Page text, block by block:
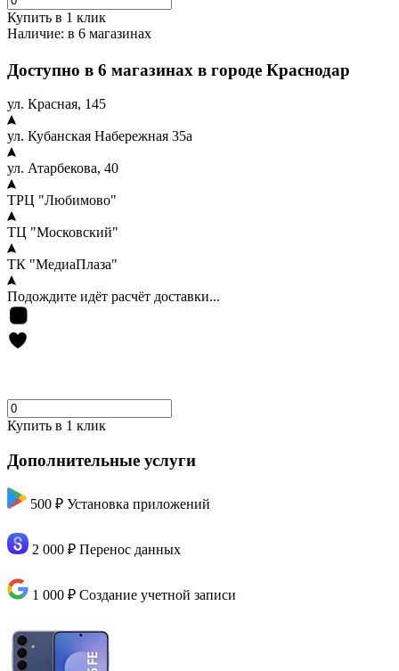
Купить в 1 клик
Наличие: в 6 магазинах
Доступно в 6 магазинах в городе Краснодар
ул. Красная, 145
ул. Кубанская Набережная 35а
ул. Атарбекова, 40
ТРЦ "Любимово"
ТЦ "Московский"
ТК "МедиаПлаза"
Подождите идёт расчёт доставки...
Купить в 1 клик
Дополнительные услуги
500 ₽ Установка приложений
2 000 ₽ Перенос данных
1 000 ₽ Создание учетной записи